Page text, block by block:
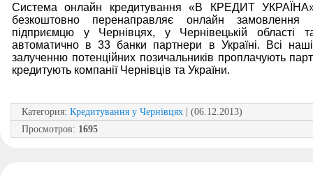
Система онлайн кредитування «В КРЕДИТ
безкоштовно перенаправляє онлайн замовлення
підприємцю у Чернівцях, у Чернівецькій області
автоматично в 33 банки партнери в Україні. Всі
залученню потенційних позичальників проплачують
кредитують компанії Чернівців та України.
Категория: Кредитування у Чернівцях | (06.12.2013)
Просмотров: 1695